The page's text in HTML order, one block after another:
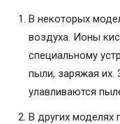
В некоторых
воздуха. Ионы
специальному
пыли, заряжая их.
улавливаются
В других моделях